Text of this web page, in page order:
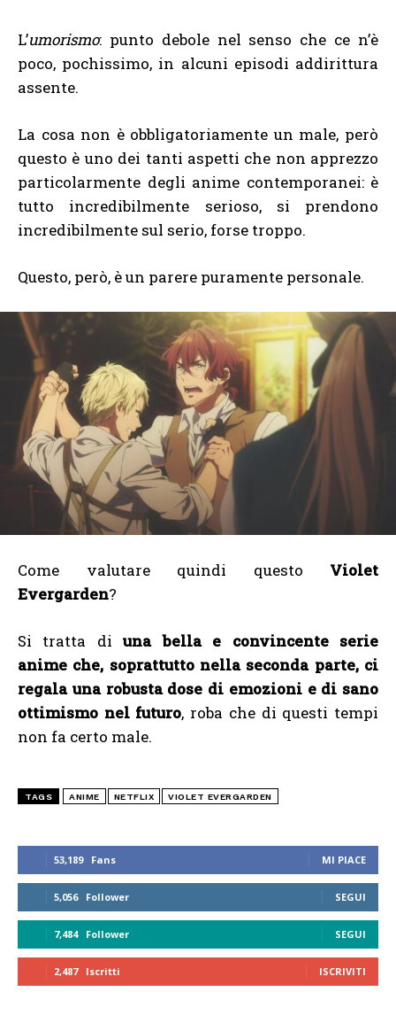
53,189 Fans MI PIACE
5,056 Follower SEGUI
7,484 Follower SEGUI
2,487 Iscritti ISCRIVITI
L’umorismo: punto debole nel senso che ce n’è
poco, pochissimo, in alcuni episodi addirittura
assente.
La cosa non è obbligatoriamente un male, però
questo è uno dei tanti aspetti che non apprezzo
particolarmente degli anime contemporanei: è
tutto incredibilmente serioso, si prendono
incredibilmente sul serio, forse troppo.
Questo, però, è un parere puramente personale.
Come valutare quindi questo Violet
Evergarden?
Si tratta diuna bella e convincente serie
anime che, soprattutto nella seconda parte, ci
regala una robusta dose di emozioni e di sano
ottimismo nel futuro, roba che di questi tempi
non fa certo male.
TAGS ANIME NETFLIX VIOLET EVERGARDEN